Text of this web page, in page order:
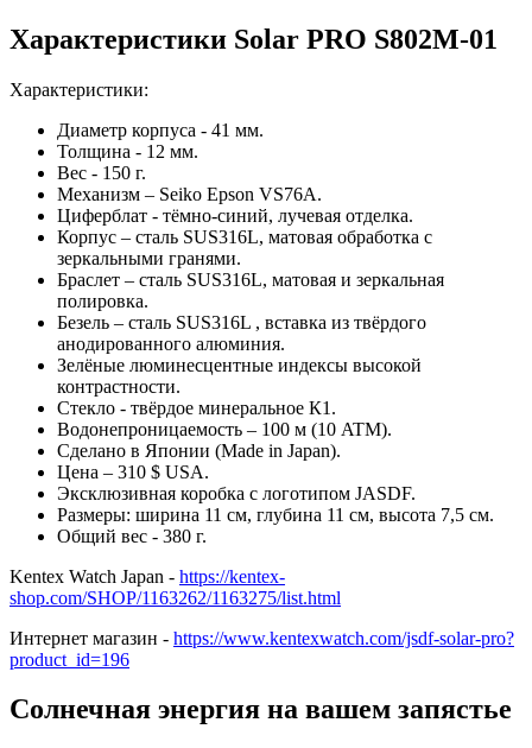
Характеристики Solar PRO S802M-01
Характеристики:
Диаметр корпуса - 41 мм.
Толщина - 12 мм.
Вес - 150 г.
Механизм – Seiko Epson VS76A.
Циферблат - тёмно-синий, лучевая отделка.
Корпус – сталь SUS316L, матовая обработка с
зеркальными гранями.
Браслет – сталь SUS316L, матовая и зеркальная
полировка.
Безель – сталь SUS316L , вставка из твёрдого
анодированного алюминия.
Зелёные люминесцентные индексы высокой
контрастности.
Стекло - твёрдое минеральное К1.
Водонепроницаемость – 100 м (10 ATM).
Сделано в Японии (Made in Japan).
Цена – 310 $ USA.
Эксклюзивная коробка с логотипом JASDF.
Размеры: ширина 11 см, глубина 11 см, высота 7,5 см.
Общий вес - 380 г.
Kentex Watch Japan - https://kentex-
shop.com/SHOP/1163262/1163275/list.html
Интернет магазин - https://www.kentexwatch.com/jsdf-solar-pro?
product_id=196
Солнечная энергия на вашем запястье